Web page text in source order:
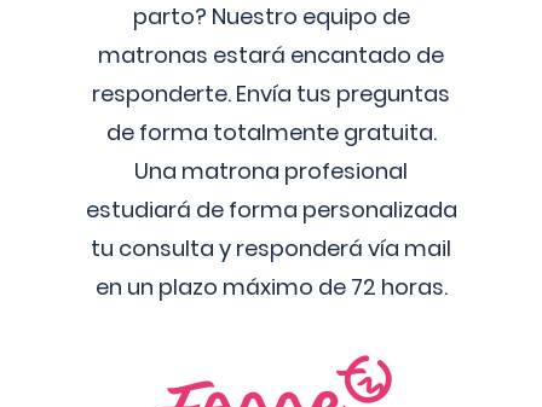
parto? Nuestro equipo de
matronas estará encantado de
responderte. Envía tus preguntas
de forma totalmente gratuita.
Una matrona profesional
estudiará de forma personalizada
tu consulta y responderá vía mail
en un plazo máximo de 72 horas.